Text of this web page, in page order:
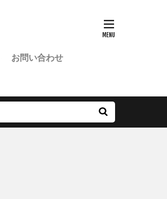
お問い合わせ